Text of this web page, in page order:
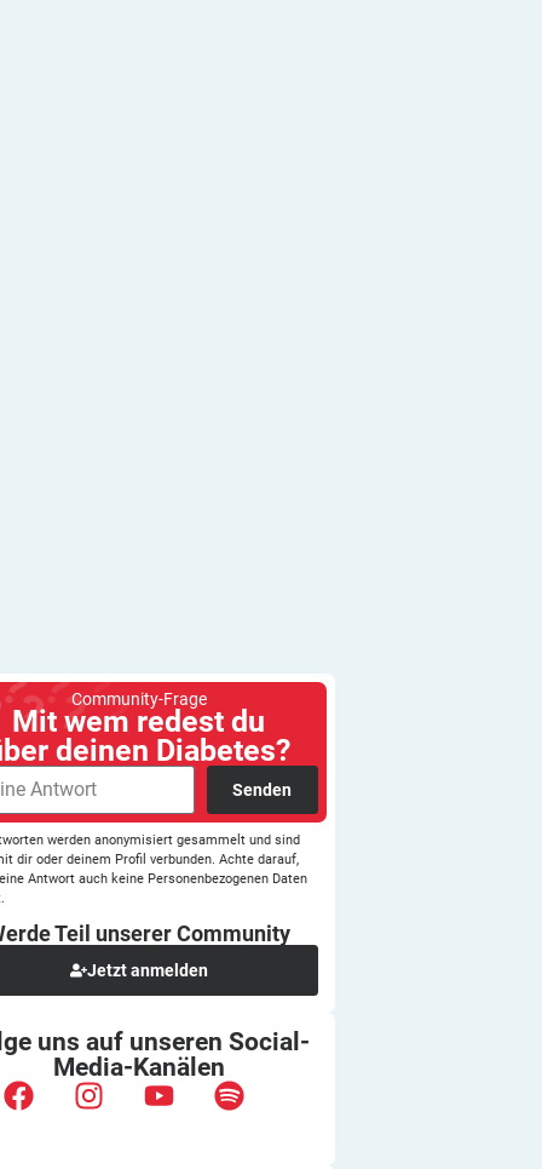
Community-Frage
Mit wem redest du
deinen Diabetes?
Senden
werden anonymisiert gesammelt und sind
dir oder deinem Profil verbunden. Achte darauf,
Antwort auch keine Personenbezogenen Daten
Teil unsererCommunity
Jetzt anmelden
uns auf unserenSocial-
Media-Kanälen